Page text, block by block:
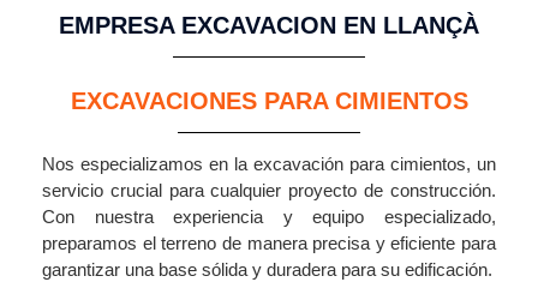
EMPRESA EXCAVACION EN LLANÇÀ
EXCAVACIONES PARA CIMIENTOS
Nos especializamos en la excavación para cimientos, un
servicio crucial para cualquier proyecto de construcción.
Con nuestra experiencia y equipo especializado,
preparamos el terreno de manera precisa y eficiente para
garantizar una base sólida y duradera para su edificación.